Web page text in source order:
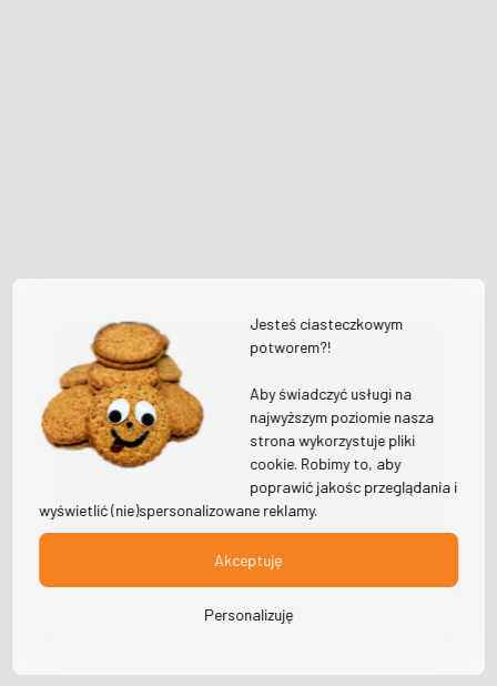
Jesteś ciasteczkowym
potworem?!
Aby świadczyć usługi na
najwyższym poziomie nasza
strona wykorzystuje pliki
cookie. Robimy to, aby
poprawić jakośc przeglądania i
wyświetlić (nie)spersonalizowane reklamy.
Akceptuję
Personalizuję